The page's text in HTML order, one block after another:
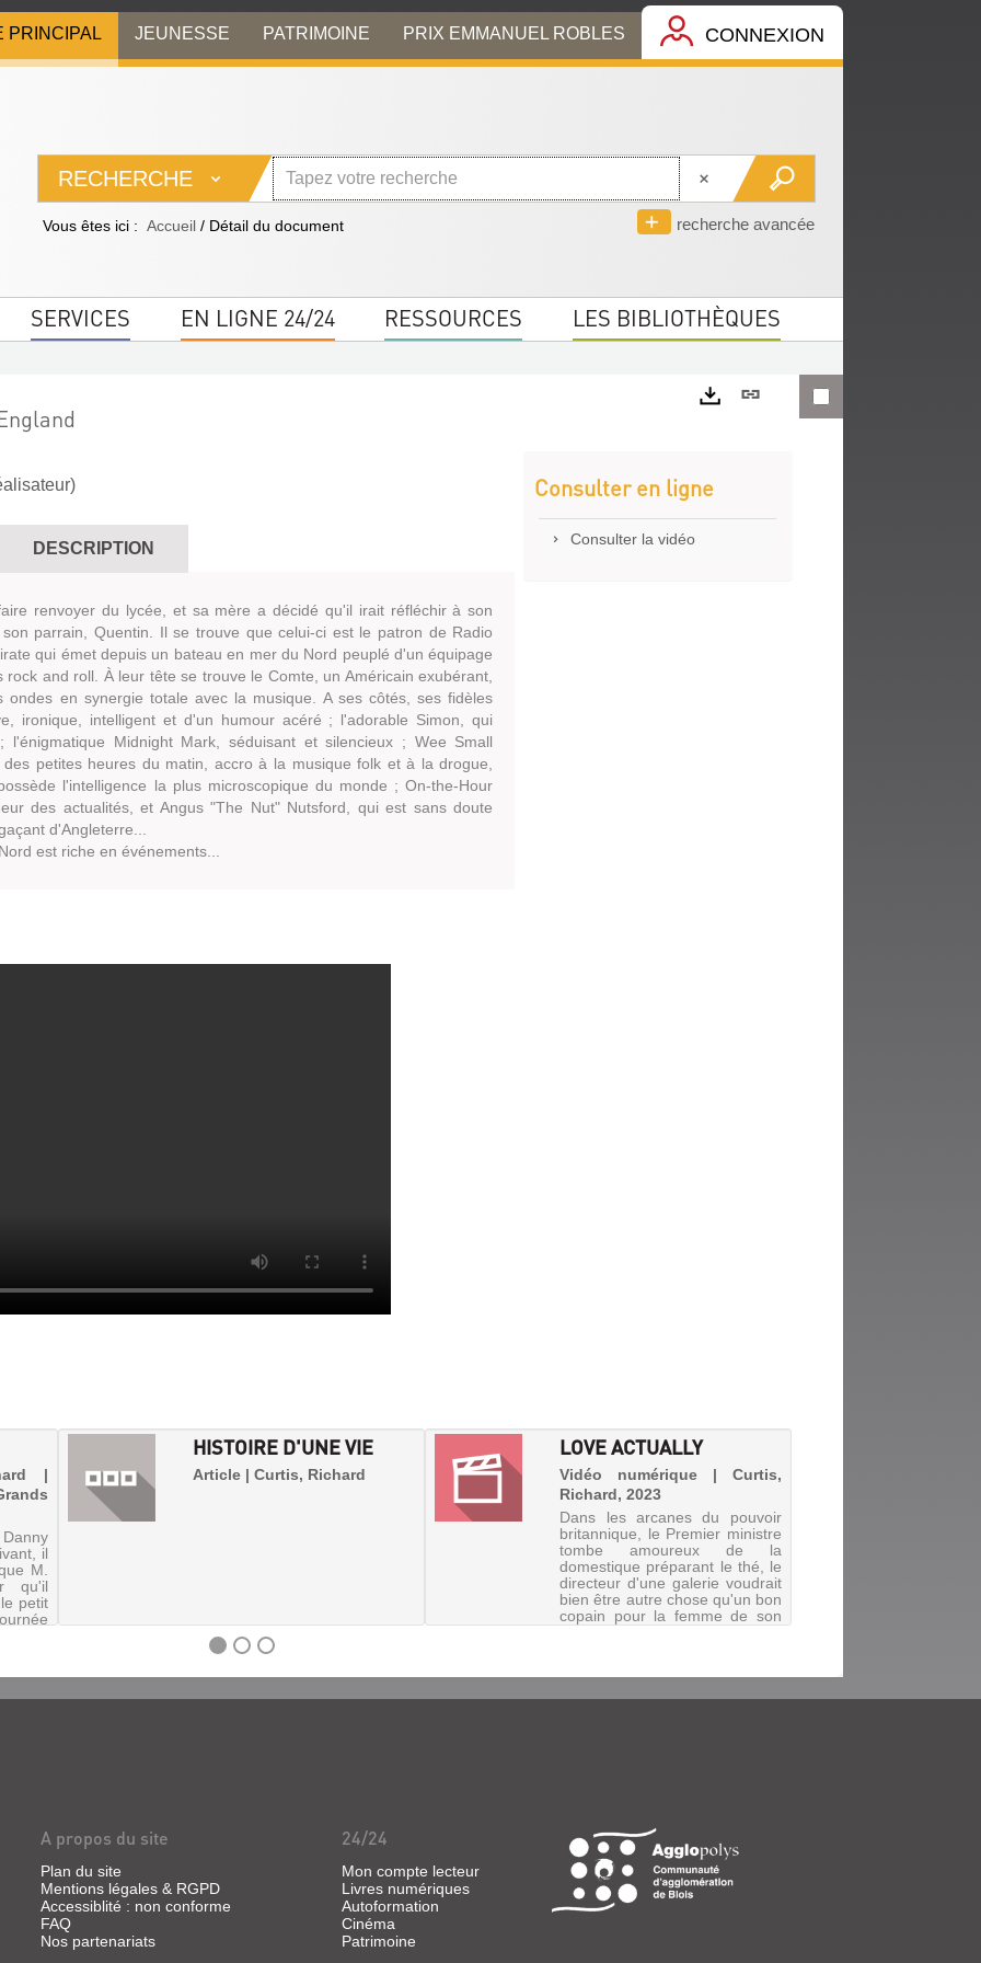
PRINCIPAL JEUNESSE PATRIMOINE PRIX EMMANUEL ROBLES CONNEXION
RECHERCHE
recherche avancée
Vous êtes ici : Accueil / Détail du document
SERVICES EN LIGNE 24/24 RESSOURCES LES BIBLIOTHÈQUES
DESCRIPTION
renvoyer du lycée, et sa mère a décidé qu'il irait réfléchir à son
parrain, Quentin. Il se trouve que celui-ci est le patron de Radio
qui émet depuis un bateau en mer du Nord peuplé d'un équipage
rock and roll. À leur tête se trouve le Comte, un Américain exubérant,
ondes en synergie totale avec la musique. A ses côtés, ses fidèles
ironique, intelligent et d'un humour acéré ; l'adorable Simon, qui
l'énigmatique Midnight Mark, séduisant et silencieux ; Wee Small
petites heures du matin, accro à la musique folk et à la drogue,
l'intelligence la plus microscopique du monde ; On-the-Hour
des actualités, et Angus "The Nut" Nutsford, qui est sans doute
d'Angleterre...
est riche en événements...
Lien
Consulter en ligne
Consulter la vidéo
HISTOIRE D'UNE VIE
Article | Curtis, Richard
LOVE ACTUALLY
Vidéo numérique | Curtis,
Richard, 2023
Dans les arcanes du pouvoir
britannique, le Premier ministre
tombe amoureux de la
domestique préparant le thé, le
directeur d'une galerie voudrait
bien être autre chose qu'un bon
copain pour la femme de son
|
il
M.
qu'il
petit
A propos du site
Plan du site
Mentions légales & RGPD
Accessiblité : non conforme
FAQ
Nos partenariats
24/24
Mon compte lecteur
Livres numériques
Autoformation
Cinéma
Patrimoine